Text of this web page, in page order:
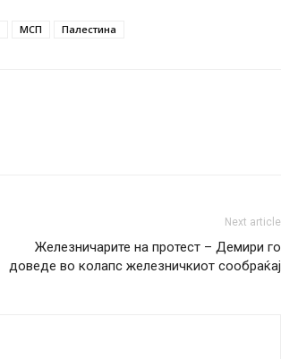
МСП Палестина
Next article
Железничарите на протест – Демири го
доведе во колапс железничкиот сообраќај